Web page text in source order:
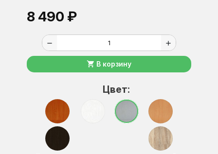
8 490 ₽
remove add
shopping_cart В корзину
Цвет: